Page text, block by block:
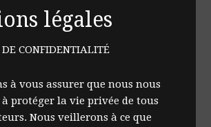
légales
CONFIDENTIALITÉ
à vous assurer que nous nous
à protéger la vie privée de tous
Nous veillerons à ce que